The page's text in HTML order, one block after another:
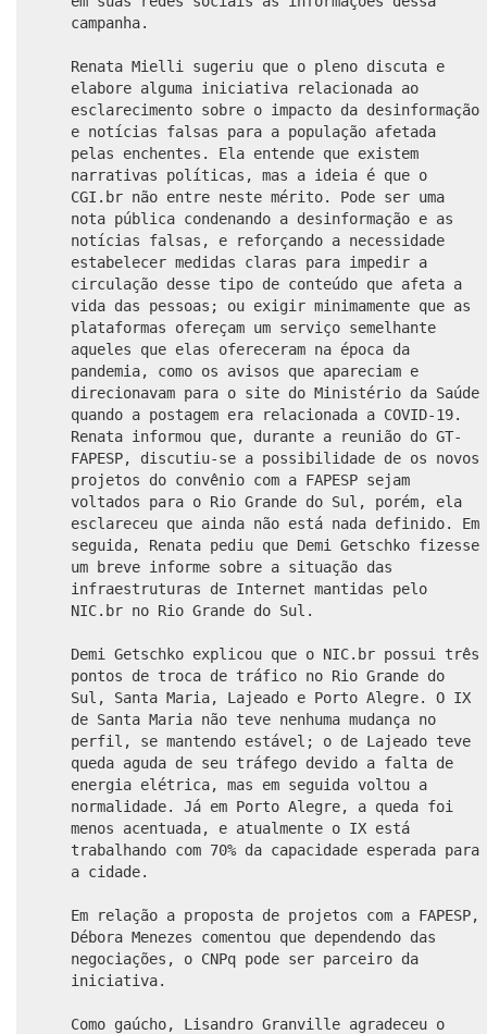
campanha.
Renata Mielli sugeriu que o pleno discuta e
elabore alguma iniciativa relacionada ao
esclarecimento sobre o impacto da desinformação
e notícias falsas para a população afetada
pelas enchentes. Ela entende que existem
narrativas políticas, mas a ideia é que o
CGI.br não entre neste mérito. Pode ser uma
nota pública condenando a desinformação e as
notícias falsas, e reforçando a necessidade
estabelecer medidas claras para impedir a
circulação desse tipo de conteúdo que afeta a
vida das pessoas; ou exigir minimamente que as
plataformas ofereçam um serviço semelhante
aqueles que elas ofereceram na época da
pandemia, como os avisos que apareciam e
direcionavam para o site do Ministério da Saúde
quando a postagem era relacionada a COVID-19.
Renata informou que, durante a reunião do GT-
FAPESP, discutiu-se a possibilidade de os novos
projetos do convênio com a FAPESP sejam
voltados para o Rio Grande do Sul, porém, ela
esclareceu que ainda não está nada definido. Em
seguida, Renata pediu que Demi Getschko fizesse
um breve informe sobre a situação das
infraestruturas de Internet mantidas pelo
NIC.br no Rio Grande do Sul.
Demi Getschko explicou que o NIC.br possui três
pontos de troca de tráfico no Rio Grande do
Sul, Santa Maria, Lajeado e Porto Alegre. O IX
de Santa Maria não teve nenhuma mudança no
perfil, se mantendo estável; o de Lajeado teve
queda aguda de seu tráfego devido a falta de
energia elétrica, mas em seguida voltou a
normalidade. Já em Porto Alegre, a queda foi
menos acentuada, e atualmente o IX está
trabalhando com 70% da capacidade esperada para
a cidade.
Em relação a proposta de projetos com a FAPESP,
Débora Menezes comentou que dependendo das
negociações, o CNPq pode ser parceiro da
iniciativa.
Como gaúcho, Lisandro Granville agradeceu o